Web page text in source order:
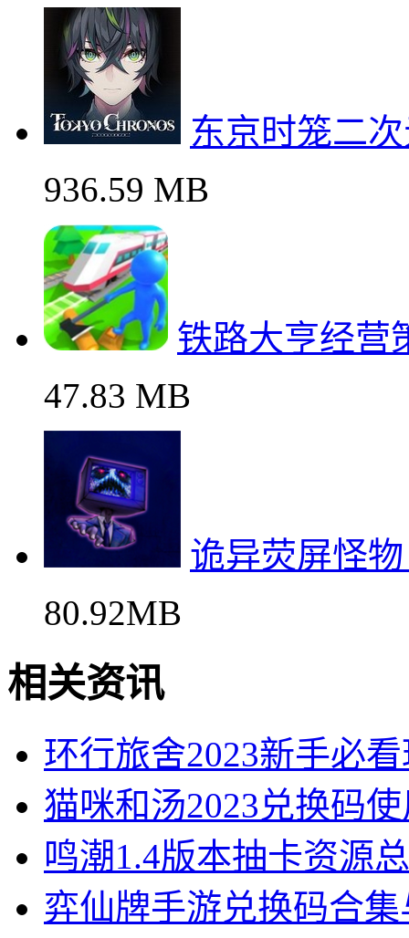
东京时笼二
936.59 MB
铁路大亨经营
47.83 MB
诡异荧屏怪
80.92MB
相关资讯
环行旅舍2023新手必
猫咪和汤2023兑换码
鸣潮1.4版本抽卡资源
弈仙牌手游兑换码合